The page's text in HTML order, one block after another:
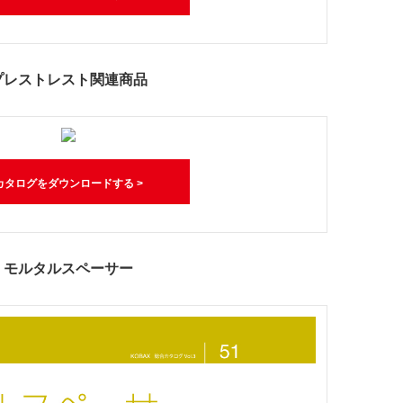
レストレスト関連商品
タログをダウンロードする >
モルタルスペーサー